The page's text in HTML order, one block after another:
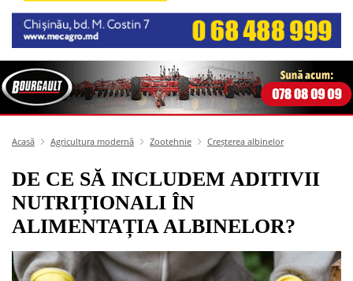
Acasă Agricultura modernă Zootehnie Creșterea albinelor
DE CE SĂ INCLUDEM ADITIVII
NUTRIȚIONALI ÎN
ALIMENTAȚIA ALBINELOR?